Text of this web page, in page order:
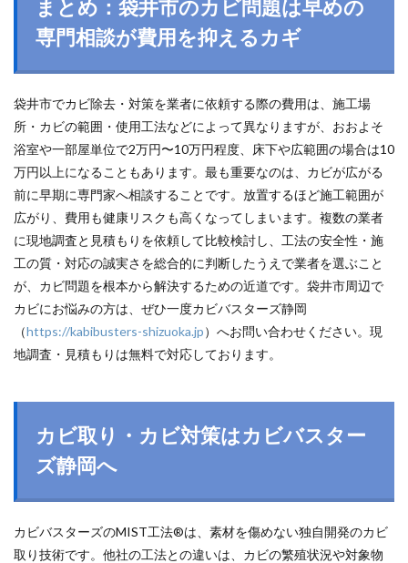
まとめ：袋井市のカビ問題は早めの
専門相談が費用を抑えるカギ
袋井市でカビ除去・対策を業者に依頼する際の費用は、施工場
所・カビの範囲・使用工法などによって異なりますが、おおよそ
浴室や一部屋単位で2万円〜10万円程度、床下や広範囲の場合は10
万円以上になることもあります。最も重要なのは、カビが広がる
前に早期に専門家へ相談することです。放置するほど施工範囲が
広がり、費用も健康リスクも高くなってしまいます。複数の業者
に現地調査と見積もりを依頼して比較検討し、工法の安全性・施
工の質・対応の誠実さを総合的に判断したうえで業者を選ぶこと
が、カビ問題を根本から解決するための近道です。袋井市周辺で
カビにお悩みの方は、ぜひ一度カビバスターズ静岡
（https://kabibusters-shizuoka.jp）へお問い合わせください。現
地調査・見積もりは無料で対応しております。
カビ取り・カビ対策はカビバスター
ズ静岡へ
カビバスターズのMIST工法®は、素材を傷めない独自開発のカビ
取り技術です。他社の工法との違いは、カビの繁殖状況や対象物